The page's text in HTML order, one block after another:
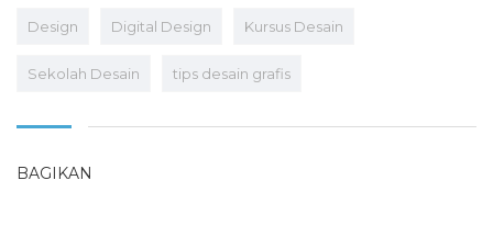
Design Digital Design Kursus Desain
Sekolah Desain tips desain grafis
BAGIKAN